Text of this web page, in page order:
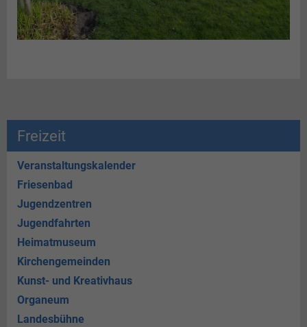
Freizeit
Veranstaltungskalender
Friesenbad
Jugendzentren
Jugendfahrten
Heimatmuseum
Kirchengemeinden
Kunst- und Kreativhaus
Organeum
Landesbühne